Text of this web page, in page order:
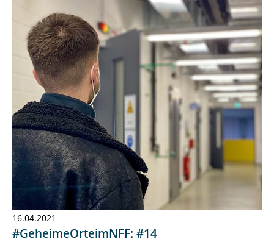
16.04.2021
#GeheimeOrteimNFF: #14